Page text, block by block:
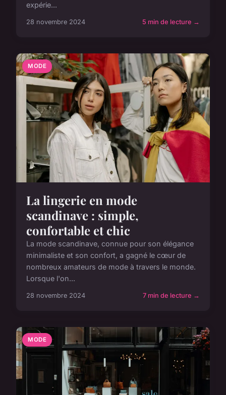
expérie...
28 novembre 2024 5 min de lecture →
MODE
La lingerie en mode
scandinave : simple,
confortable et chic
La mode scandinave, connue pour son élégance
minimaliste et son confort, a gagné le cœur de
nombreux amateurs de mode à travers le monde.
Lorsque l'on...
28 novembre 2024 7 min de lecture →
MODE